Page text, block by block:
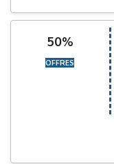
50%
OFFRES